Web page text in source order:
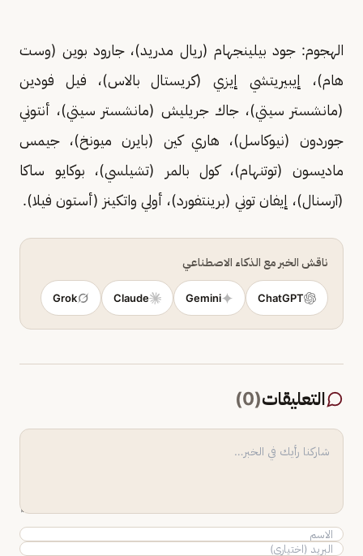
الهجوم: جود بيلينجهام (ريال مدريد)، جارود بوين (وست
هام)، إيبيريتشي إيزي (كريستال بالاس)، فيل فودين
(مانشستر سيتي)، جاك جريليش (مانشستر سيتي)، أنتوني
جوردون (نيوكاسل)، هاري كين (بايرن ميونخ)، جيمس
ماديسون (توتنهام)، كول بالمر (تشيلسي)، بوكايو ساكا
(آرسنال)، إيفان توني (برينتفورد)، أولي واتكينز (أستون فيلا).
ناقش الخبر مع الذكاء الاصطناعي
ChatGPT
Gemini
Claude
Grok
التعليقات(
0
)